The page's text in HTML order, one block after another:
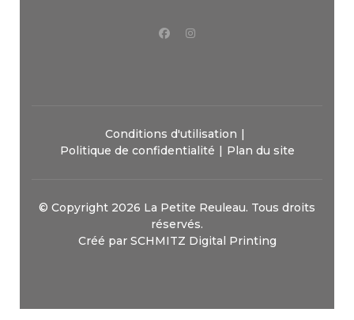
Conditions d'utilisation
Politique de confidentialité
Plan du site
© Copyright 2026 La Petite Reuleau. Tous droits
réservés.
Créé par SCHMITZ Digital Printing